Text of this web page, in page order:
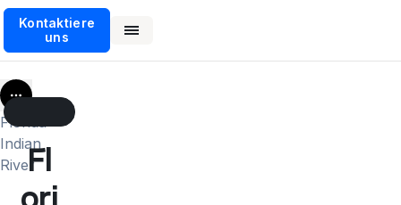
Kontaktiere
uns
Florida
Indian
RiverFl